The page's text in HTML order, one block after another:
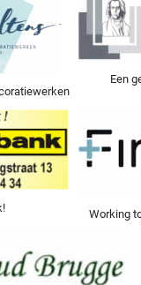
Een
Working